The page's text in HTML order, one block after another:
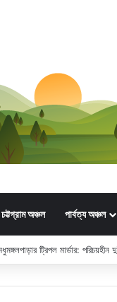
চট্টগ্রাম অঞ্চল পার্বত্য অঞ্চল
ট্রিপল মার্ডার: